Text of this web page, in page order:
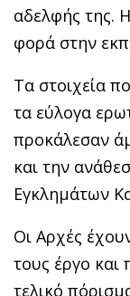
αδελφής της.
φορά στην
Τα στοιχεία
τα εύλογα
προκάλεσαν
και την
Εγκλημάτων
Οι Αρχές
τους έργο και
τελικό